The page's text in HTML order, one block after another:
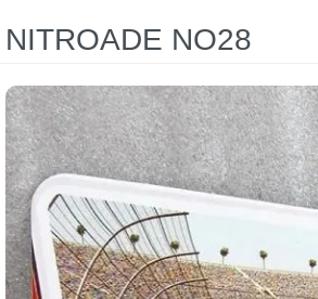
NITROADE NO28